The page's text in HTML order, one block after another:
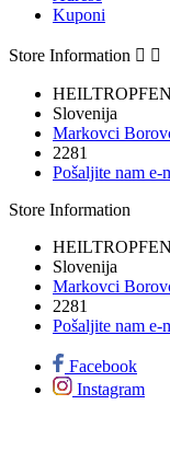
Kuponi
Store Information  
Slovenija
Markovci
2281
Pošaljite nam e-
Store Information
Slovenija
Markovci
2281
Pošaljite nam e-
Facebook
Instagram